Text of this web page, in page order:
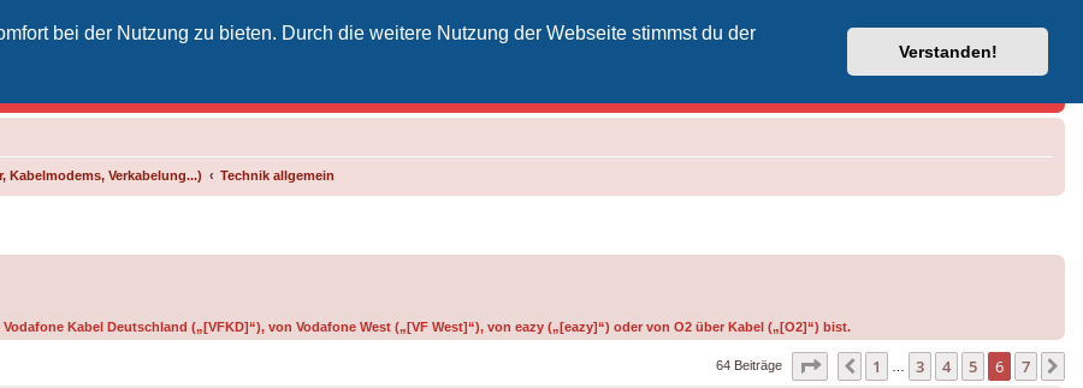
bei der Nutzung zu bieten. Durch die weitere Nutzung der Webseite stimmst du der
Verstanden!
Vodafone-Kabel-Helpdesk
Kabelmodems, Verkabelung...) Technik allgemein
Kabel Deutschland („[VFKD]“), von Vodafone West („[VF West]“), von eazy („[eazy]“) oder von O2 über Kabel („[O2]“) bist.
64 Beiträge Seite von
Vorherige
1 3 4 5 6 7